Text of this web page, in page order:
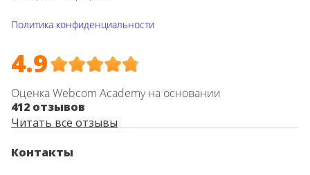
Контакты
Политика конфиденциальности
4.9
Оценка Webcom Academy на основании
412 отзывов
Читать все отзывы